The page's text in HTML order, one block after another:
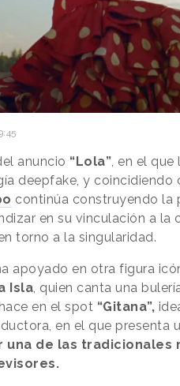
anuncio “Lola”, en el
deepfake, y coincidiendo
continúa construyendo la
en su vinculación a la
torno a la singularidad.
apoyado en otra figura
Isla, quien canta una
en el spot “Gitana”,
en el que presenta
una de las tradicionales